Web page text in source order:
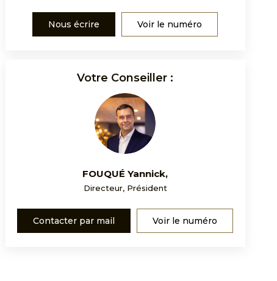
Nous écrire Voir le numéro
Votre Conseiller :
FOUQUÉ Yannick,
Directeur, Président
Contacter par mail Voir le numéro